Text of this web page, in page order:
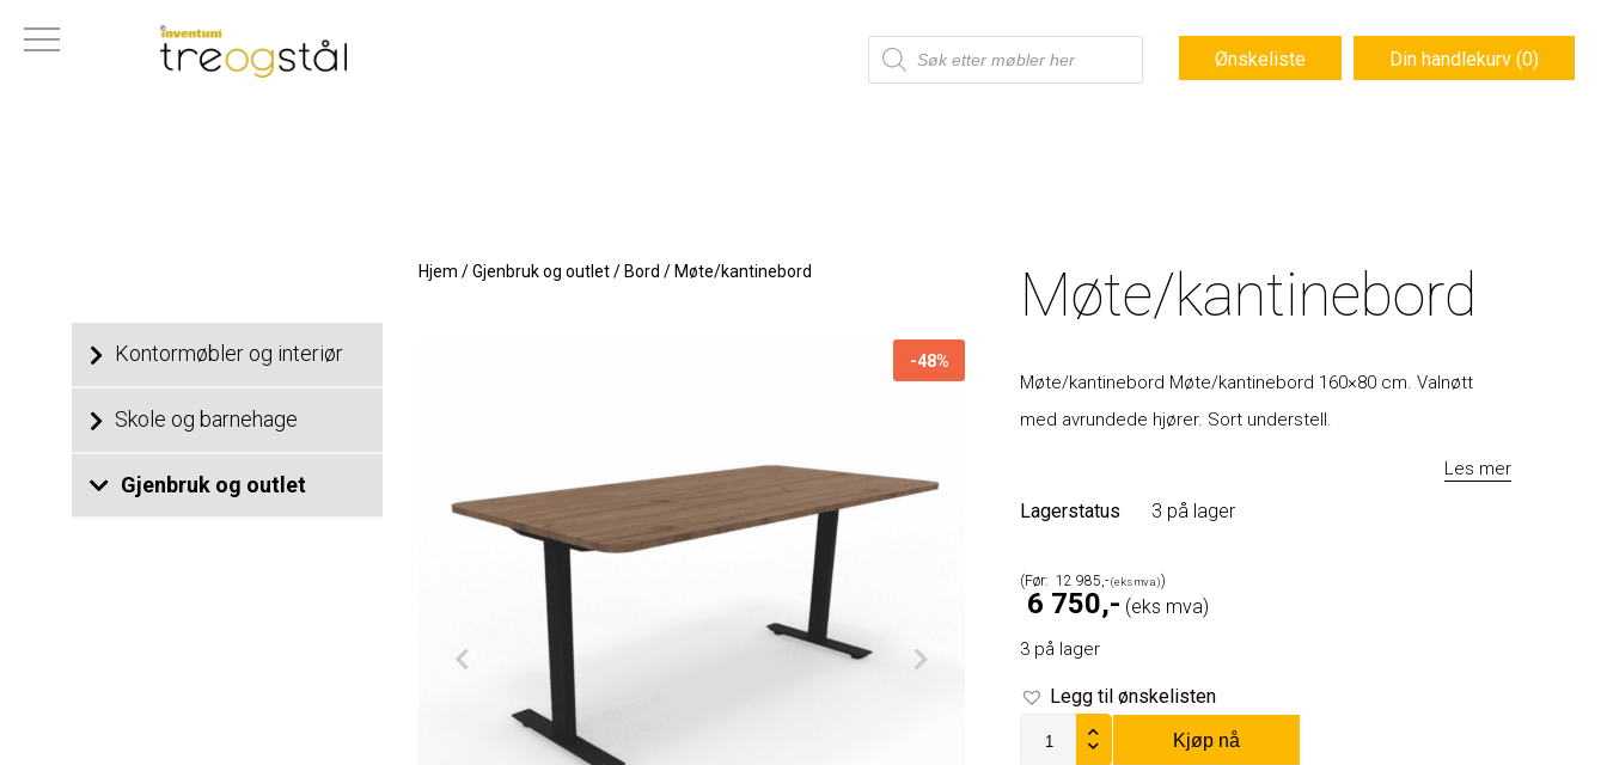
Din handlekurv (0)
Ønskeliste
Kontormøbler og interiør
Skole og barnehage
Gjenbruk og outlet
Hjem /Gjenbruk og outlet/ Bord / Møte/kantinebord
-48%
Møte/kantinebord
Møte/kantinebord Møte/kantinebord 160×80 cm. Valnøtt
med avrundede hjører. Sort understell.
Les mer
Lagerstatus 3 på lager
12 985
6 750
3 på lager
Legg til ønskelisten
Kjøp nå